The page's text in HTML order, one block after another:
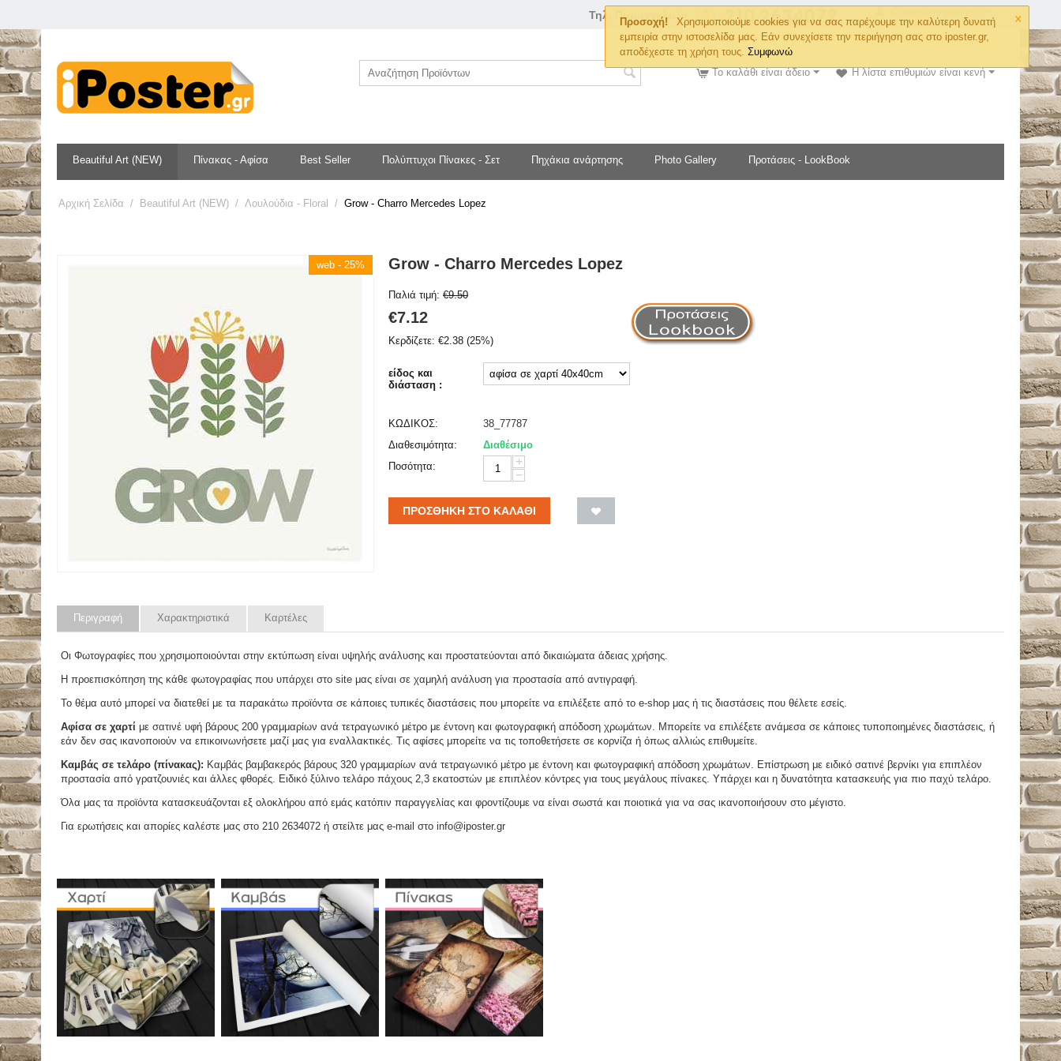
×
Προσοχή!
Χρησιμοποιούμε cookies για να σας παρέχουμε την καλύτερη δυνατή
εμπειρία στην ιστοσελίδα μας. Εάν συνεχίσετε την περιήγηση σας στο iposter.gr,
αποδέχεστε τη χρήση τους.Συμφωνώ
Τηλ. Παραγγελιών
Η λίστα επιθυμιών είναι κενή
Το καλάθι είναι άδειο
Beautiful Art (NEW) Πίνακας - Αφίσα Best Seller Πολύπτυχοι Πίνακες - Σετ Πηχάκια ανάρτησης Photo Gallery Προτάσεις - LookBook
Αρχική Σελίδα / Beautiful Art (NEW) / Λουλούδια - Floral / Grow - Charro Mercedes Lopez
web - 25% Grow - Charro Mercedes Lopez
Παλιά τιμή: €9.50
€7.12
Κερδίζετε: €2.38 (25%)
είδος και
διάσταση :
ΚΩΔΙΚΟΣ:
38_77787
Διαθεσιμότητα:
Διαθέσιμο
Ποσότητα:
+
−
ΠΡΟΣΘΉΚΗ ΣΤΟ ΚΑΛΆΘΙ
Περιγραφή Χαρακτηριστικά Καρτέλες
Οι Φωτογραφίες που χρησιμοποιούνται στην εκτύπωση είναι υψηλής ανάλυσης και προστατεύονται από δικαιώματα άδειας χρήσης.
Η προεπισκόπηση της κάθε φωτογραφίας που υπάρχει στο site μας είναι σε χαμηλή ανάλυση για προστασία από αντιγραφή.
Το θέμα αυτό μπορεί να διατεθεί με τα παρακάτω προϊόντα σε κάποιες τυπικές διαστάσεις που μπορείτε να επιλέξετε από το e-shop μας ή τις διαστάσεις που θέλετε εσείς.
Αφίσα σε χαρτί με σατινέ υφή βάρους 200 γραμμαρίων ανά τετραγωνικό μέτρο με έντονη και φωτογραφική απόδοση χρωμάτων. Μπορείτε να επιλέξετε ανάμεσα σε κάποιες τυποποιημένες διαστάσεις, ή
εάν δεν σας ικανοποιούν να επικοινωνήσετε μαζί μας για εναλλακτικές. Τις αφίσες μπορείτε να τις τοποθετήσετε σε κορνίζα ή όπως αλλιώς επιθυμείτε.
Καμβάς σε τελάρο (πίνακας): Καμβάς βαμβακερός βάρους 320 γραμμαρίων ανά τετραγωνικό μέτρο με έντονη και φωτογραφική απόδοση χρωμάτων. Επίστρωση με ειδικό σατινέ βερνίκι για επιπλέον
προστασία από γρατζουνιές και άλλες φθορές. Ειδικό ξύλινο τελάρο πάχους 2,3 εκατοστών με επιπλέον κόντρες για τους μεγάλους πίνακες. Υπάρχει και η δυνατότητα κατασκευής για πιο παχύ τελάρο.
Όλα μας τα προϊόντα κατασκευάζονται εξ ολοκλήρου από εμάς κατόπιν παραγγελίας και φροντίζουμε να είναι σωστά και ποιοτικά για να σας ικανοποιήσουν στο μέγιστο.
Για ερωτήσεις και απορίες καλέστε μας στο 210 2634072 ή στείλτε μας e-mail στο info@iposter.gr